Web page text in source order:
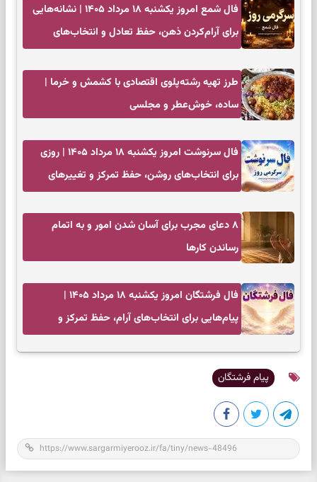
فال شمع امروز یکشنبه ۱۸ مرداد ۱۴۰۵ | نشانه‌هایی
برای آرام‌کردن ذهن، حفظ تعادل و انتخاب‌های
طرز تهیه رشته‌پلوی اقتصادی با کشمش و خرما |
ساده، خوش‌عطر و مجلسی
فال سرنوشت امروز یکشنبه ۱۸ مرداد ۱۴۰۵ | روزی
برای انتخاب‌های روشن، حفظ تمرکز و تغییرهای
۸ دعای مجرب برای آسان شدن امور و به اتمام
رساندن کار‌ها
فال فرشتگان امروز یکشنبه ۱۸ مرداد ۱۴۰۵ |
پیام‌هایی برای انتخاب‌های آرام، حفظ تمرکز و
پیام فرشتگان